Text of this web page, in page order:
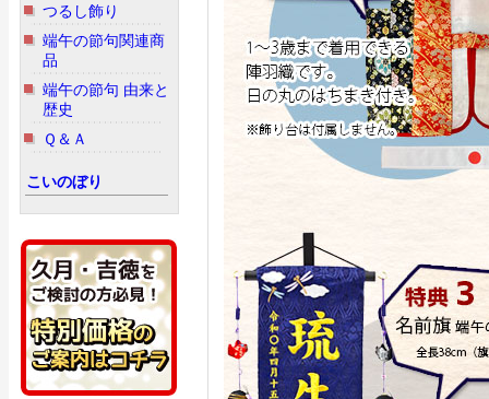
つるし飾り
端午の節句関連商
品
端午の節句 由来と
歴史
Ｑ＆Ａ
こいのぼり